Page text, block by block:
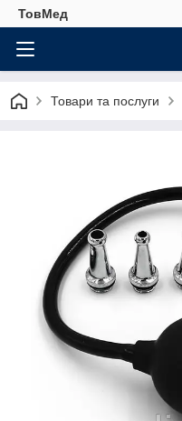
ТовМед
Товари та послуги